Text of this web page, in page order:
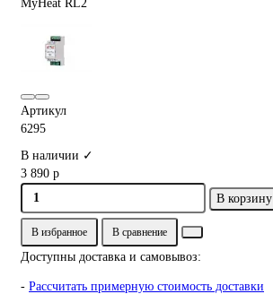
Артикул
6295
В наличии ✓
3 890 р
В корзину
В избранное В сравнение
Доступны доставка и самовывоз:
- Рассчитать примерную стоимость доставки